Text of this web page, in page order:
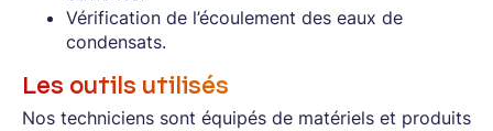
Vérification de l’écoulement des eaux de
condensats.
Les outils utilisés
Nos techniciens sont équipés de matériels et produits